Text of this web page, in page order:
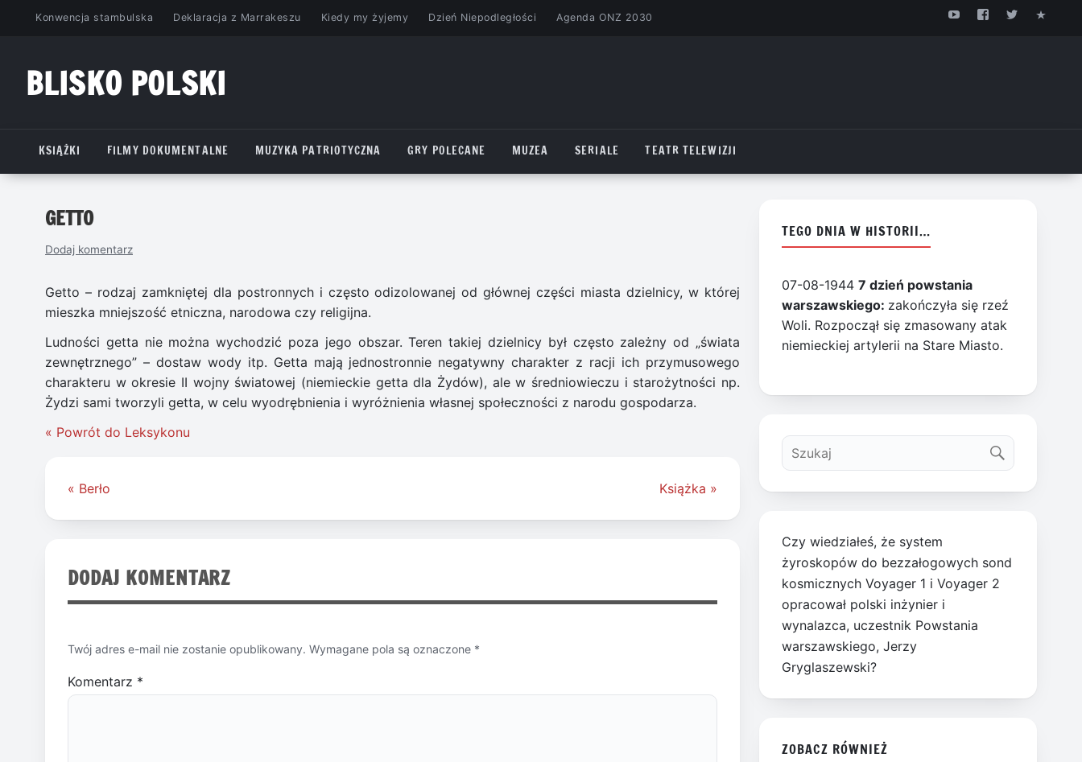
PrzejdźKonwencja stambulska Deklaracja z Marrakeszu Kiedy my żyjemy Dzień Niepodległości Agenda ONZ 2030
BLISKO POLSKI
KSIĄŻKI
FILMY DOKUMENTALNE MUZYKA PATRIOTYCZNA GRY POLECANE MUZEA SERIALE TEATR TELEWIZJI
GETTO
Dodaj komentarz
Getto – rodzaj zamkniętej dla postronnych i często odizolowanej od głównej części miasta dzielnicy, w której
mieszka mniejszość etniczna, narodowa czy religijna.
Ludności getta nie można wychodzić poza jego obszar. Teren takiej dzielnicy był często zależny od „świata
zewnętrznego” – dostaw wody itp. Getta mają jednostronnie negatywny charakter z racji ich przymusowego
charakteru w okresie II wojny światowej (niemieckie getta dla Żydów), ale w średniowieczu i starożytności np.
Żydzi sami tworzyli getta, w celu wyodrębnienia i wyróżnienia własnej społeczności z narodu gospodarza.
« Powrót do Leksykonu
Nawigacja
« Berło Książka »
DODAJ KOMENTARZ
Twój adres e-mail nie zostanie opublikowany. Wymagane pola są oznaczone *
Komentarz *
TEGO DNIA W HISTORII…
07-08-19447 dzień powstania
warszawskiego: zakończyła się rzeź
Woli. Rozpoczął się zmasowany atak
niemieckiej artylerii na Stare Miasto.
Czy wiedziałeś, że system
żyroskopów do bezzałogowych sond
kosmicznych Voyager 1 i Voyager 2
opracował polski inżynier i
wynalazca, uczestnik Powstania
warszawskiego, Jerzy
Gryglaszewski?
ZOBACZ RÓWNIEŻ